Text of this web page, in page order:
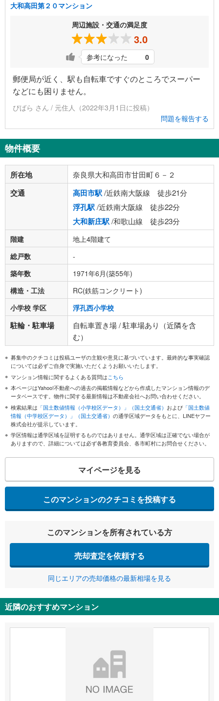
大和高田第２０マンション
周辺施設・交通の満足度
3.0
参考になった 0
郵便局が近く、駅も自転車ですぐのところでスーパー
などにも困りません。
ぴばら さん / 元住人（2022年3月1日に投稿）
問題を報告する
物件概要
所在地 奈良県大和高田市甘田町６－２
交通 高田市駅/近鉄南大阪線 徒歩21分
浮孔駅/近鉄南大阪線 徒歩22分
大和新庄駅/和歌山線 徒歩23分
階建
地上4階建て
総戸数
-
築年数
1971年6月(築55年)
構造・工法
RC(鉄筋コンクリート)
小学校 学区
浮孔西小学校
駐輪・駐車場
自転車置き場 / 駐車場あり（近隣を含
む）
募集中のクチコミは投稿ユーザの主観や意見に基づいています。最終的な事実確認
については必ずご自身で実施いただくようお願いいたします。
マンション情報に関するよくある質問はこちら
本ページはYahoo!不動産への過去の掲載情報などから作成したマンション情報のデ
ータベースです。物件に関する最新情報は不動産会社へお問い合わせください。
検索結果は 「国土数値情報（小学校区データ）」（国土交通省） および 「国土数値
情報（中学校区データ）」（国土交通省） の通学区域データをもとに、LINEヤフー
株式会社が提示しています。
学区情報は通学区域を証明するものではありません。通学区域は正確でない場合が
ありますので、詳細については必ず各教育委員会、各市町村にお問合せください。
マイページを見る
このマンションのクチコミを投稿する
このマンションを所有されている方
売却査定を依頼する
同じエリアの売却価格の最新相場を見る
近隣のおすすめマンション